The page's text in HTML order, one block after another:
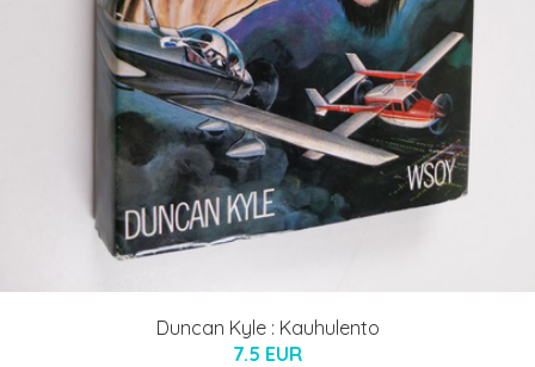
Duncan Kyle : Kauhulento
7.5 EUR